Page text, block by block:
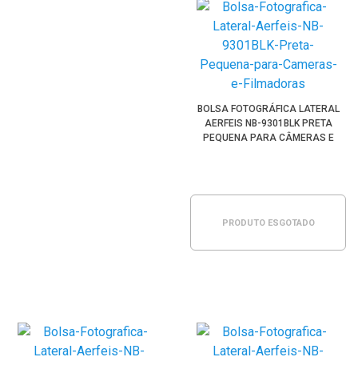
BOLSA FOTOGRÁFICA LATERAL
AERFEIS NB-9301BLK PRETA
PEQUENA PARA CÂMERAS E
PRODUTO ESGOTADO